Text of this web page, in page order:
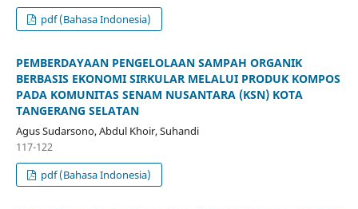
pdf (Bahasa Indonesia)
PEMBERDAYAAN PENGELOLAAN SAMPAH ORGANIK
BERBASIS EKONOMI SIRKULAR MELALUI PRODUK KOMPOS
PADA KOMUNITAS SENAM NUSANTARA (KSN) KOTA
TANGERANG SELATAN
Agus Sudarsono, Abdul Khoir, Suhandi
117-122
pdf (Bahasa Indonesia)